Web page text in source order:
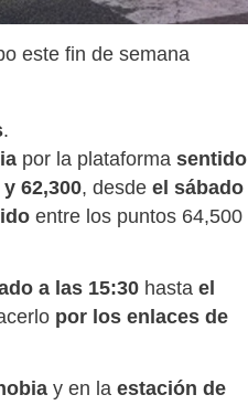
este fin de semana
.
por la plataforma sentido
62,300, desde el sábado
entre los puntos 64,500
a las 15:30 hasta el
por los enlaces de
y en la estación de